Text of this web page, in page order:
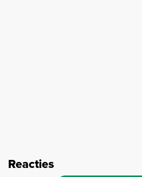
Reacties